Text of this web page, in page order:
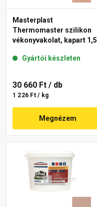
Masterplast
Thermomaster szilikon
vékonyvakolat, kapart 1,5
Gyártói készleten
30 660 Ft / db
1 226 Ft / kg
Megnézem